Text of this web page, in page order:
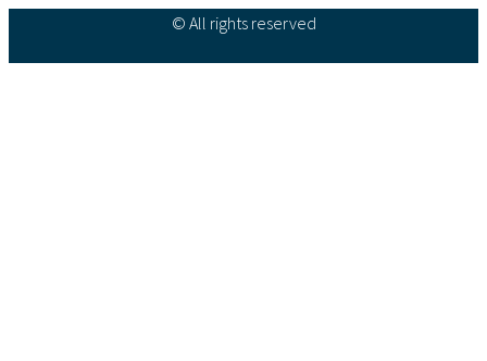
© All rights reserved